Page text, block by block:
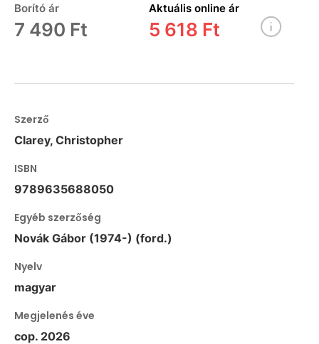
Borító ár
7 490 Ft
Aktuális online ár
5 618 Ft
Szerző
Clarey, Christopher
ISBN
9789635688050
Egyéb szerzőség
Novák Gábor (1974-) (ford.)
Nyelv
magyar
Megjelenés éve
cop. 2026